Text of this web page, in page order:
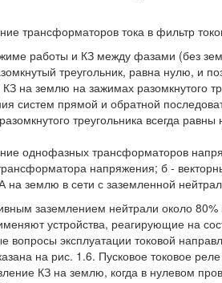
трансформаторов тока в фильтр
работы и КЗ между фазами (без
треугольник, равна нулю, и
на землю на зажимах разомкнутого
систем прямой и обратной
треугольника всегда равны
однофазных трансформаторов
напряжения; б -
землю в сети с заземленной
заземлением нейтрали около
устройства, реагирующие на
вопросы эксплуатации токовой
на рис. 1.6. Пусковое токовое
КЗ на землю, когда в нулевом